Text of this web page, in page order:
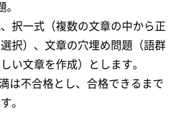
。
択一式（複数の文章の中から正
択）、文章の穴埋め問題（語群
い文章を作成）とします。
は不合格とし、合格できるまで
。